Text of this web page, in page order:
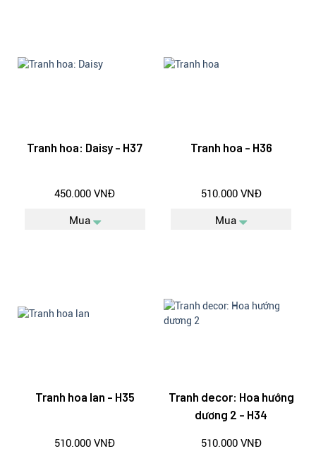
Tranh hoa: Daisy - H37
450.000 VNĐ
Mua
Tranh hoa - H36
510.000 VNĐ
Mua
Tranh hoa lan - H35
510.000 VNĐ
Tranh decor: Hoa hướng
dương 2 - H34
510.000 VNĐ